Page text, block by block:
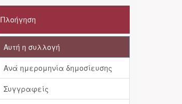
Πλοήγηση
Αυτή η συλλογή
Ανά ημερομηνία δημοσίευσης
Συγγραφείς